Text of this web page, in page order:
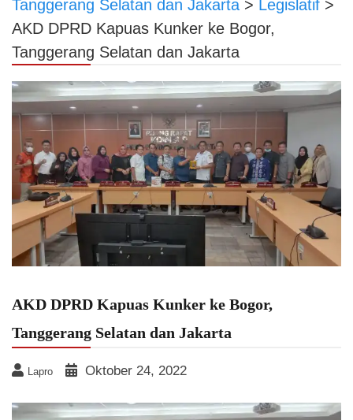
Tanggerang Selatan dan Jakarta > Legislatif >
AKD DPRD Kapuas Kunker ke Bogor,
Tanggerang Selatan dan Jakarta
AKD DPRD Kapuas Kunker ke Bogor,
Tanggerang Selatan dan Jakarta
Lapro Oktober 24, 2022